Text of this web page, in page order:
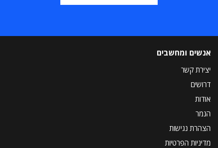
אנשים ומחשבים
יצירת קשר
דרושים
אודות
הנמר
הצהרת נגישות
מדיניות הפרטיות